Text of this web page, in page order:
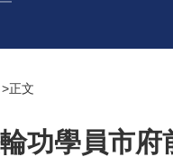
>正文
功學員市府